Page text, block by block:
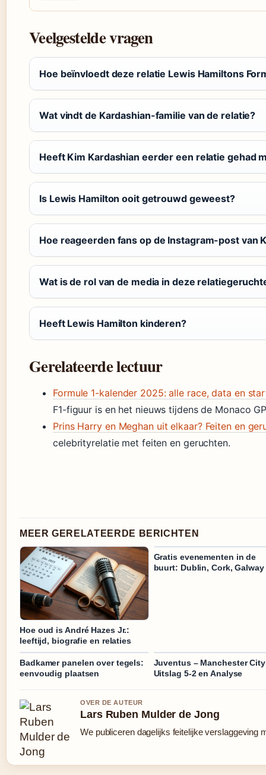
Veelgestelde vragen
Hoe beïnvloedt deze relatie Lewis Hamiltons
Wat vindt de Kardashian-familie van de relatie?
Heeft Kim Kardashian eerder een relatie gehad
Is Lewis Hamilton ooit getrouwd geweest?
Hoe reageerden fans op de Instagram-post van
Wat is de rol van de media in deze
Heeft Lewis Hamilton kinderen?
Gerelateerde lectuur
Formule 1-kalender 2025: alle race, data en
F1-figuur is en het nieuws tijdens de Monaco
Prins Harry en Meghan uit elkaar? Feiten en
celebrityrelatie met feiten en geruchten.
MEER GERELATEERDE BERICHTEN
Hoe oud is André Hazes Jr.:
leeftijd, biografie en relaties
Gratis evenementen in de
buurt: Dublin, Cork, Galway
Badkamer panelen over tegels:
eenvoudig plaatsen
Juventus – Manchester
Uitslag 5-2 en Analyse
OVER DE AUTEUR
Lars Ruben Mulder de Jong
We publiceren dagelijks feitelijke verslaggeving